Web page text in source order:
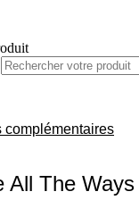
complémentaires
All The Ways